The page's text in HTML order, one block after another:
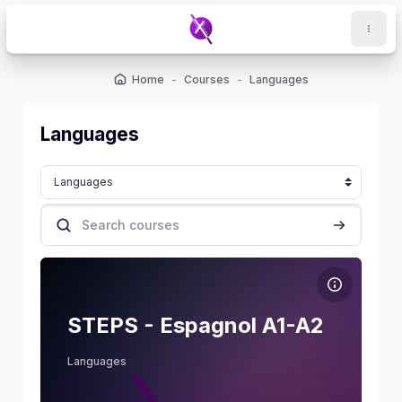
Home Courses Languages
Languages
Course categories
Search courses Search
Skill Level Beginner
Course image STEPS - Espagnol A1-A2
Course image
Course name
STEPS - Espagnol A1-A2
Languages